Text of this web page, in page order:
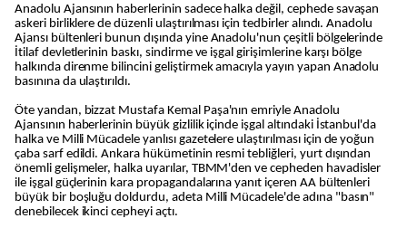
Anadolu Ajansının haberlerinin sadece halka değil, cephede savaşan
askeri birliklere de düzenli ulaştırılması için tedbirler alındı. Anadolu
Ajansı bültenleri bunun dışında yine Anadolu'nun çeşitli bölgelerinde
İtilaf devletlerinin baskı, sindirme ve işgal girişimlerine karşı bölge
halkında direnme bilincini geliştirmek amacıyla yayın yapan Anadolu
basınına da ulaştırıldı.
Öte yandan, bizzat Mustafa Kemal Paşa'nın emriyle Anadolu
Ajansının haberlerinin büyük gizlilik içinde işgal altındaki İstanbul'da
halka ve Milli Mücadele yanlısı gazetelere ulaştırılması için de yoğun
çaba sarf edildi. Ankara hükümetinin resmi tebliğleri, yurt dışından
önemli gelişmeler, halka uyarılar, TBMM'den ve cepheden havadisler
ile işgal güçlerinin kara propagandalarına yanıt içeren AA bültenleri
büyük bir boşluğu doldurdu, adeta Milli Mücadele'de adına "basın"
denebilecek ikinci cepheyi açtı.